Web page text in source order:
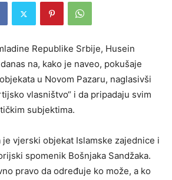
Republike Srbije, Husein
na, kako je naveo, pokušaje
u Novom Pazaru, naglasivši
vlasništvo“ i da pripadaju svim
subjektima.
je vjerski objekat Islamske zajednice i
spomenik Bošnjaka Sandžaka.
pravo da određuje ko može, a ko